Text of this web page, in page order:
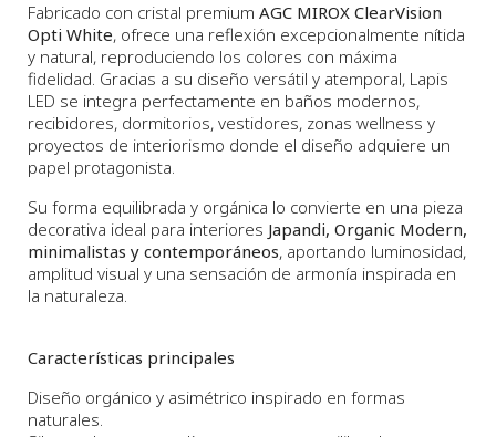
Fabricado con cristal premium AGC MIROX ClearVision
Opti White, ofrece una reflexión excepcionalmente nítida
y natural, reproduciendo los colores con máxima
fidelidad. Gracias a su diseño versátil y atemporal, Lapis
LED se integra perfectamente en baños modernos,
recibidores, dormitorios, vestidores, zonas wellness y
proyectos de interiorismo donde el diseño adquiere un
papel protagonista.
Su forma equilibrada y orgánica lo convierte en una pieza
decorativa ideal para interiores Japandi, Organic Modern,
minimalistas y contemporáneos, aportando luminosidad,
amplitud visual y una sensación de armonía inspirada en
la naturaleza.
Características principales
Diseño orgánico y asimétrico inspirado en formas
naturales.